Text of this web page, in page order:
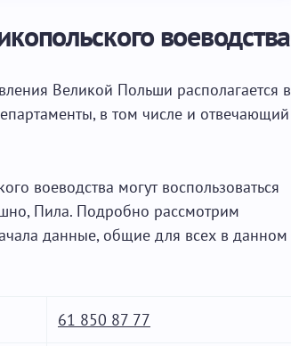
воеводства
Великой Польши располагается в
в том числе и отвечающий
воеводства могут воспользоваться
Пила. Подробно рассмотрим
данные, общие для всех в данном
61 850 87 77